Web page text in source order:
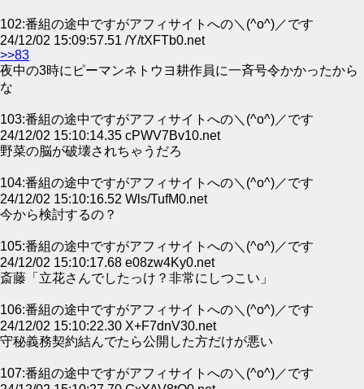
102:番組の途中ですがアフィサイトへの＼(^o^)／です
24/12/02 15:09:57.51 /Y/tXFTb0.net
>>83
夜中の3時にピーマンネトウヨ耕作員に一斉号令かかったから
な
103:番組の途中ですがアフィサイトへの＼(^o^)／です
24/12/02 15:10:14.35 cPWV7Bv10.net
野菜の脳が破壊されちゃうだろ
104:番組の途中ですがアフィサイトへの＼(^o^)／です
24/12/02 15:10:16.52 Wls/TufM0.net
今から検討するの？
105:番組の途中ですがアフィサイトへの＼(^o^)／です
24/12/02 15:10:17.68 e08zw4Ky0.net
斎藤「立花さんでしたっけ？非常にしつこい」
106:番組の途中ですがアフィサイトへの＼(^o^)／です
24/12/02 15:10:22.30 X+F7dnV30.net
守秘義務契約結んでたら公開した方だけが悪い
107:番組の途中ですがアフィサイトへの＼(^o^)／です